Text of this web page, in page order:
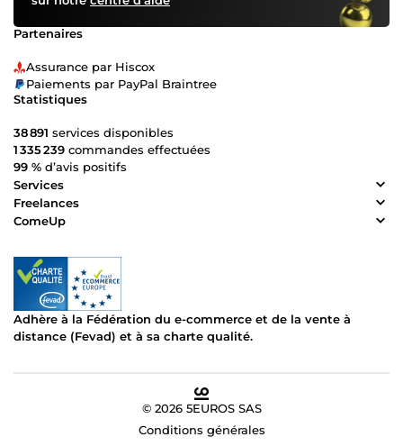
Partenaires
Assurance par Hiscox
Paiements par PayPal Braintree
Statistiques
38 891 services disponibles
1 335 239 commandes effectuées
99 % d’avis positifs
Services
Freelances
ComeUp
Adhère à la Fédération du e-commerce et de la vente à
distance (Fevad) et à sa charte qualité.
© 2026 5EUROS SAS
Conditions générales